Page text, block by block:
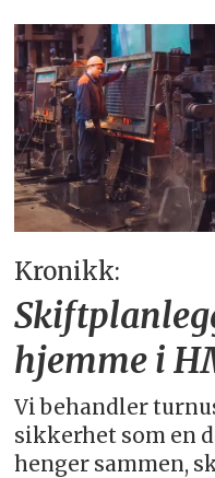
Kronikk:
hjemme i
Vi behandler
sikkerhet som en
henger sammen,